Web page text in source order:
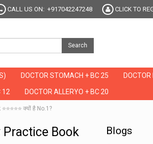
CALL US ON: +917042247248 CLICK TO
Search
DOCTOR STOMACH + BC 25
12 DOCTOR ALLERYO + BC 20
क्यों है No.1?
Practice Book
Blogs